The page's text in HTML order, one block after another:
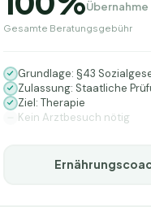
Übernahme
Gesamte Beratungsgebühr
Grundlage: §43
Zulassung: Staatliche
Ziel: Therapie
Kein Arztbesuch nötig